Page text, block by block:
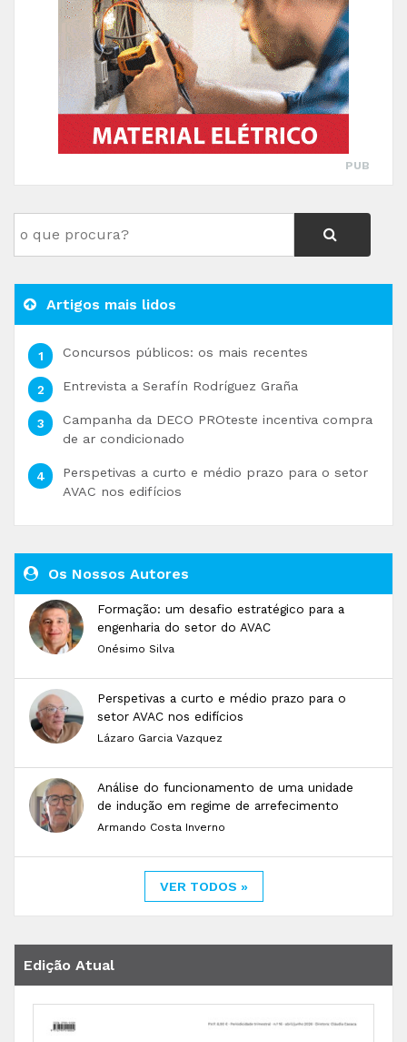
PUB
Artigos mais lidos
Concursos públicos: os mais recentes
Entrevista a Serafín Rodríguez Graña
Campanha da DECO PROteste incentiva compra
de ar condicionado
Perspetivas a curto e médio prazo para o setor
AVAC nos edifícios
Os Nossos Autores
Formação: um desafio estratégico para a
engenharia do setor do AVAC
Onésimo Silva
Perspetivas a curto e médio prazo para o
setor AVAC nos edifícios
Lázaro Garcia Vazquez
Análise do funcionamento de uma unidade
de indução em regime de arrefecimento
Armando Costa Inverno
VER TODOS »
Edição Atual